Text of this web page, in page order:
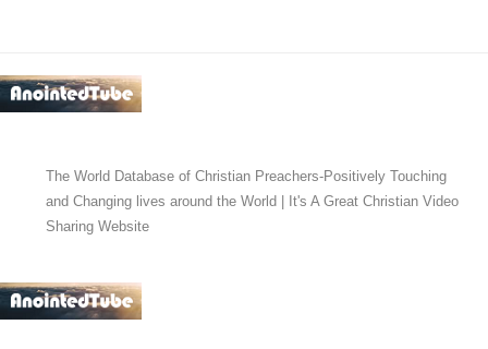
The World Database of Christian Preachers-Positively Touching
and Changing lives around the World | It's A Great Christian Video
Sharing Website